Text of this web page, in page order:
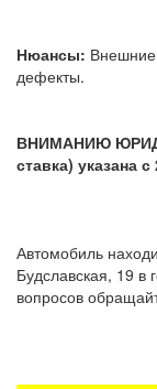
Нюансы:
ВНИМАНИЮ
ставка) указана
Автомобиль
Будславская, 19 в
вопросов